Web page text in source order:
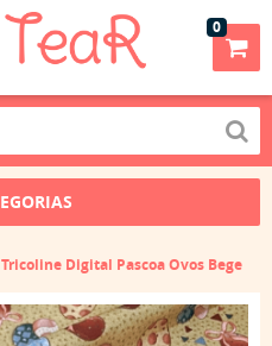
0
Digital Pascoa Ovos Bege